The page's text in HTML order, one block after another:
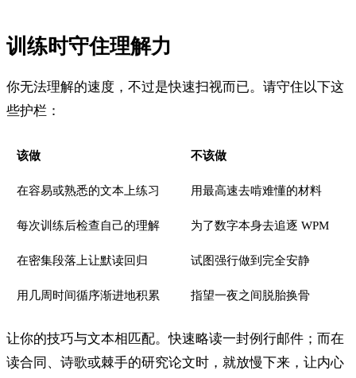
训练时守住理解力
你无法理解的速度，不过是快速扫视而已。请守住以下这
些护栏：
该做 不该做
在容易或熟悉的文本上练习 用最高速去啃难懂的材料
每次训练后检查自己的理解 为了数字本身去追逐 WPM
在密集段落上让默读回归 试图强行做到完全安静
用几周时间循序渐进地积累 指望一夜之间脱胎换骨
让你的技巧与文本相匹配。快速略读一封例行邮件；而在
读合同、诗歌或棘手的研究论文时，就放慢下来，让内心